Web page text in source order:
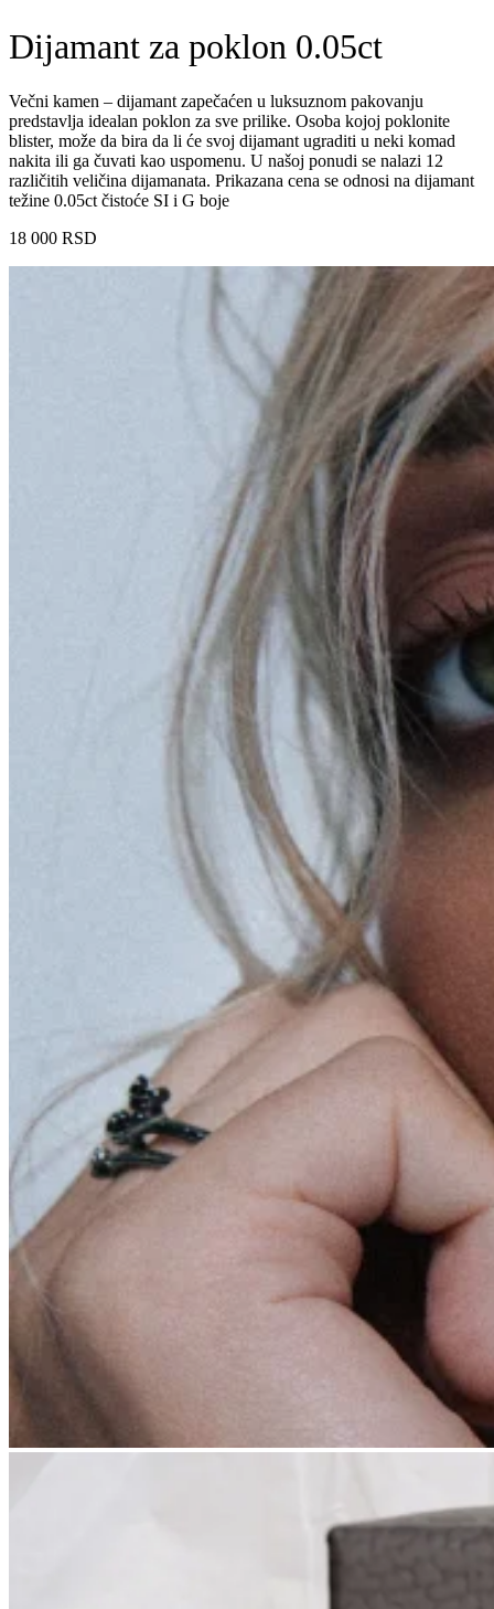
Dijamant za poklon 0.05ct
Večni kamen – dijamant zapečaćen u luksuznom pakovanju
predstavlja idealan poklon za sve prilike. Osoba kojoj poklonite
blister, može da bira da li će svoj dijamant ugraditi u neki komad
nakita ili ga čuvati kao uspomenu. U našoj ponudi se nalazi 12
različitih veličina dijamanata. Prikazana cena se odnosi na dijamant
težine 0.05ct čistoće SI i G boje
18 000 RSD